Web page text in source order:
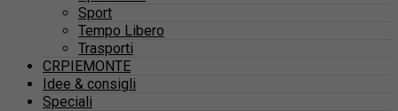
Sport
Tempo Libero
Trasporti
CRPIEMONTE
Idee & consigli
Speciali